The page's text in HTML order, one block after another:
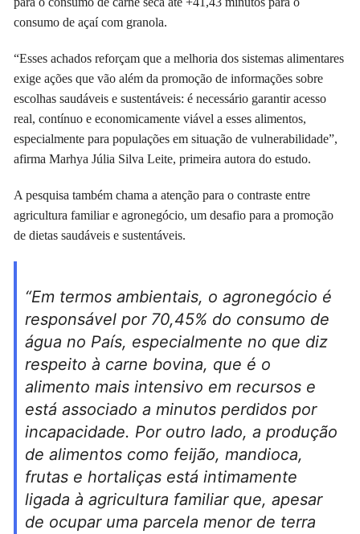
consumo de açaí com granola.
“Esses achados reforçam que a melhoria dos sistemas alimentares
exige ações que vão além da promoção de informações sobre
escolhas saudáveis e sustentáveis: é necessário garantir acesso
real, contínuo e economicamente viável a esses alimentos,
especialmente para populações em situação de vulnerabilidade”,
afirma Marhya Júlia Silva Leite, primeira autora do estudo.
A pesquisa também chama a atenção para o contraste entre
agricultura familiar e agronegócio, um desafio para a promoção
de dietas saudáveis e sustentáveis.
“Em termos ambientais, o agronegócio é
responsável por 70,45% do consumo de
água no País, especialmente no que diz
respeito à carne bovina, que é o
alimento mais intensivo em recursos e
está associado a minutos perdidos por
incapacidade. Por outro lado, a produção
de alimentos como feijão, mandioca,
frutas e hortaliças está intimamente
ligada à agricultura familiar que, apesar
de ocupar uma parcela menor de terra